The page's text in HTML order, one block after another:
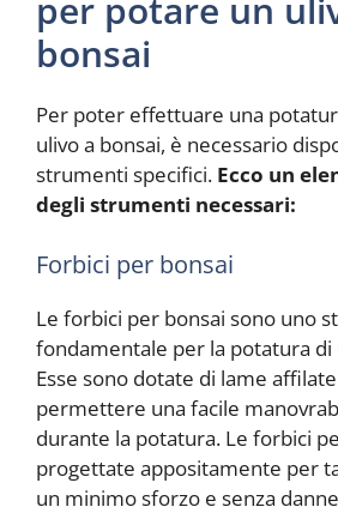
per potare un
bonsai
Per poter effettuare una
ulivo a bonsai, è necessario
strumenti specifici. Ecco un
degli strumenti necessari:
Forbici per bonsai
Le forbici per bonsai sono uno
fondamentale per la potatura di
Esse sono dotate di lame
permettere una facile
durante la potatura. Le forbici
progettate appositamente per
un minimo sforzo e senza